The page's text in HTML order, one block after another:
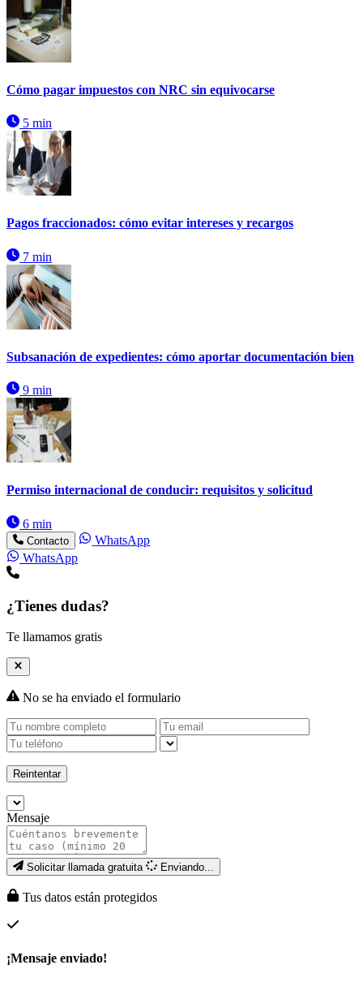
Cómo pagar impuestos con NRC sin equivocarse
5 min
Pagos fraccionados: cómo evitar intereses y recargos
7 min
Subsanación de expedientes: cómo aportar documentación bien
9 min
Permiso internacional de conducir: requisitos y solicitud
6 min
Contacto
WhatsApp
WhatsApp
¿Tienes dudas?
Te llamamos gratis
No se ha enviado el formulario
Reintentar
Mensaje
Solicitar llamada gratuita Enviando...
Tus datos están protegidos
¡Mensaje enviado!